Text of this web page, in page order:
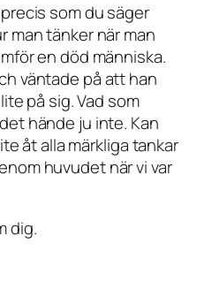
som du säger
man tänker när man
en död människa.
väntade på att han
på sig. Vad som
hände ju inte. Kan
åt alla märkliga tankar
huvudet när vi var
dig.